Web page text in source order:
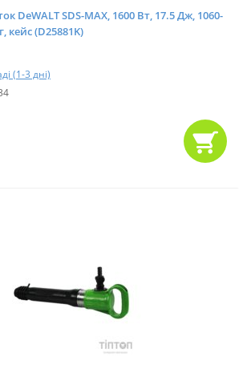
DeWALT SDS-MAX, 1600 Bт, 17.5 Дж, 1060-
кейс (D25881K)
(1-3 дні)